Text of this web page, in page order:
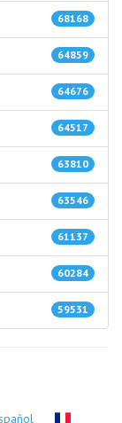
68168
64859
64676
64517
63810
63546
61137
60284
59531